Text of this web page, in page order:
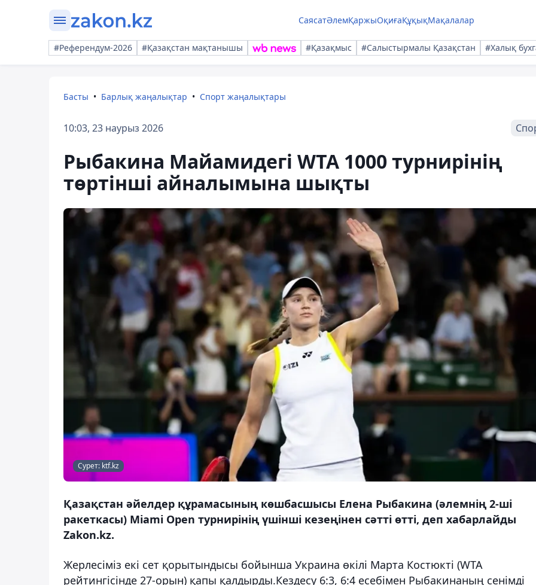
СаясатӘлемҚаржыОқиғаҚұқықМақалалар
#Референдум-2026 #Қазақстан мақтанышы #Қазақмыс #Салыстырмалы Қазақстан #Халық
Басты Барлық жаңалықтар Спорт жаңалықтары
10:03, 23 наурыз 2026
Рыбакина Майамидегі WTA 1000 турнирінің
төртінші айналымына шықты
Сурет: ktf.kz
Қазақстан әйелдер құрамасының көшбасшысы Елена Рыбакина (әлемнің 2-ші
ракеткасы) Miami Open турнирінің үшінші кезеңінен сәтті өтті, деп хабарлайды
Zakon.kz.
Жерлесіміз екі сет қорытындысы бойынша Украина өкілі Марта Костюкті (WTA
рейтингісінде 27-орын) қапы қалдырды.Кездесу 6:3, 6:4 есебімен Рыбакинаның сенімді